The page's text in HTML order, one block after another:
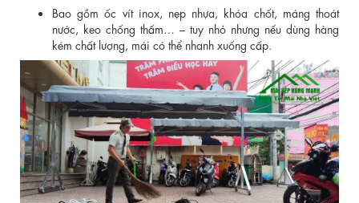
Bao gồm ốc vít inox, nẹp nhựa, khóa chốt, máng thoát
nước, keo chống thấm… – tuy nhỏ nhưng nếu dùng hàng
kém chất lượng, mái có thể nhanh xuống cấp.